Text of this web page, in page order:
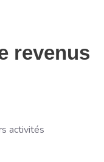
revenus
activités